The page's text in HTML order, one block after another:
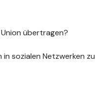
übertragen?
sozialen Netzwerken zu